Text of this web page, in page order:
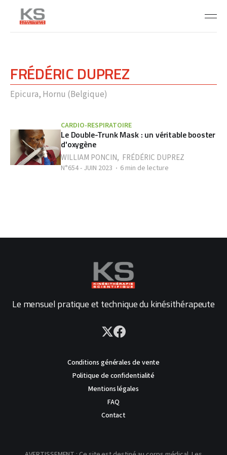
FRÉDÉRIC DUPREZ
Epicura, Hornu (Belgique)
CARDIO-RESPIRATOIRE
Le Double-Trunk Mask : un véritable booster
d'oxygène
WILLIAM PONCIN, FRÉDÉRIC DUPREZ
N°654 - JUIN 2023 6 min de lecture
Le mensuel pratique et technique du kinésithérapeute
Conditions générales de vente
Politique de confidentialité
Mentions légales
FAQ
Contact